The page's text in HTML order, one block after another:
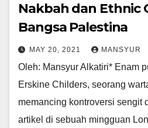
Nakbah dan Ethnic
Bangsa Palestina
MAY 20, 2021 MANSYUR
Oleh: Mansyur Alkatiri* Enam
Erskine Childers, seorang
memancing kontroversi sengit
artikel di sebuah mingguan